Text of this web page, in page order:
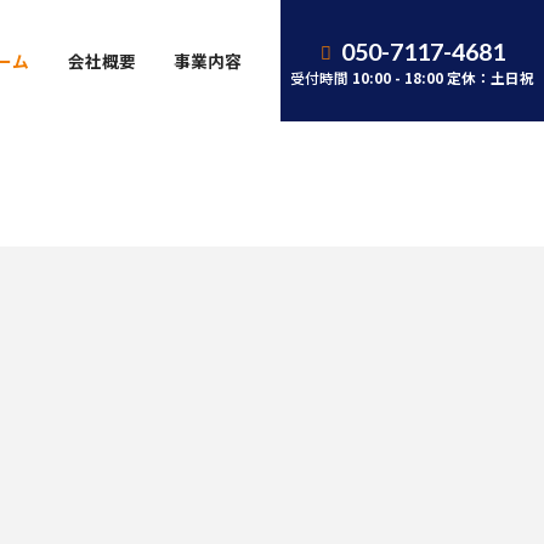
ム 会社概要 事業内容 050-7117-4681
受付時間 10:00 - 18:00 定休：土日祝